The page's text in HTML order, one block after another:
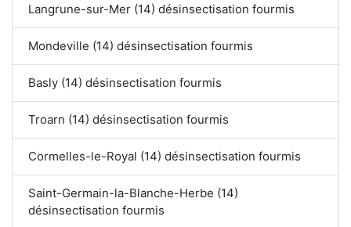
Langrune-sur-Mer (14) désinsectisation fourmis
Mondeville (14) désinsectisation fourmis
Basly (14) désinsectisation fourmis
Troarn (14) désinsectisation fourmis
Cormelles-le-Royal (14) désinsectisation fourmis
Saint-Germain-la-Blanche-Herbe (14)
désinsectisation fourmis